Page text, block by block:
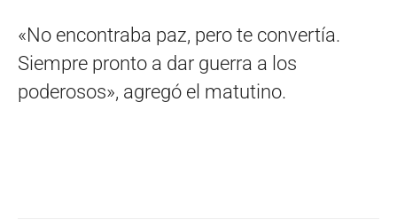
«No encontraba paz, pero te convertía.
Siempre pronto a dar guerra a los
poderosos», agregó el matutino.